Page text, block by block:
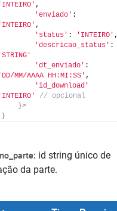
'INTEIRO' ,
'enviado'
'INTEIRO' ,
'status' : 'INTEIRO' ,
'descricao_status'
'STRING'
'dt_enviado'
'DD/MM/AAAA HH:MI:SS' ,
'id_download'
'INTEIRO'
// opcional
}>
}
id string único de
da parte.